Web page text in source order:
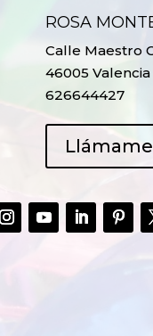
ROSA
Calle Maestro
46005 Valencia
626644427
Llámame
RECICLADO EN